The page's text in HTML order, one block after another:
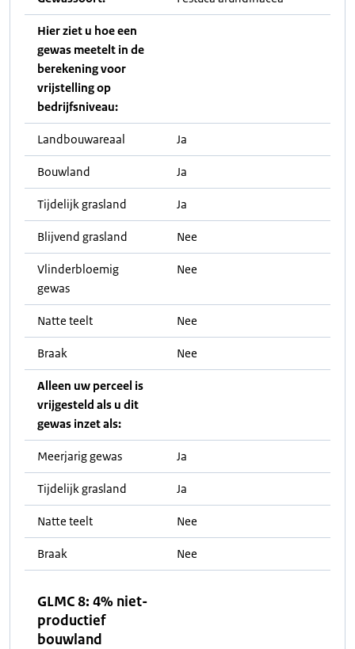
Hier ziet u hoe een
gewas meetelt in de
berekening voor
vrijstelling op
bedrijfsniveau:
Landbouwareaal Ja
Bouwland Ja
Tijdelijk grasland Ja
Blijvend grasland Nee
Vlinderbloemig
gewas
Nee
Natte teelt Nee
Braak Nee
Alleen uw perceel is
vrijgesteld als u dit
gewas inzet als:
Meerjarig gewas Ja
Tijdelijk grasland Ja
Natte teelt Nee
Braak Nee
GLMC 8: 4% niet-
productief
bouwland